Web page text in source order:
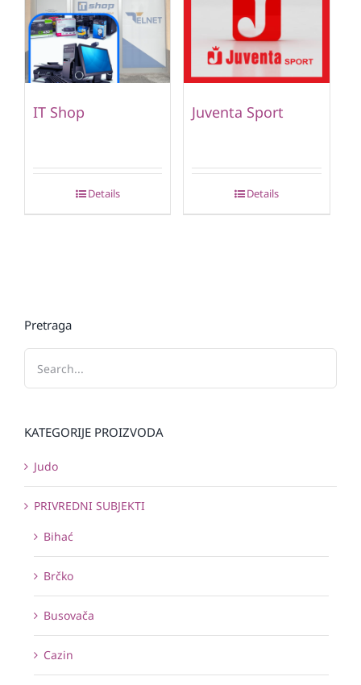
IT Shop
Details
Juventa Sport
Details
Pretraga
KATEGORIJE PROIZVODA
Judo
PRIVREDNI SUBJEKTI
Bihać
Brčko
Busovača
Cazin